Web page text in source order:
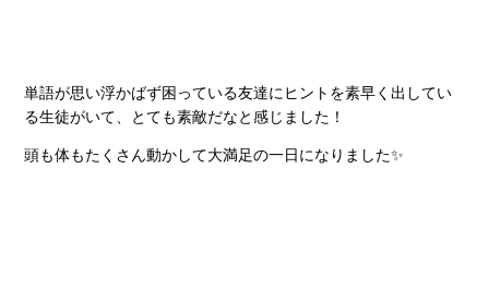
単語が思い浮かばず困っている友達にヒントを素早く出してい
る生徒がいて、とても素敵だなと感じました！
頭も体もたくさん動かして大満足の一日になりました✨